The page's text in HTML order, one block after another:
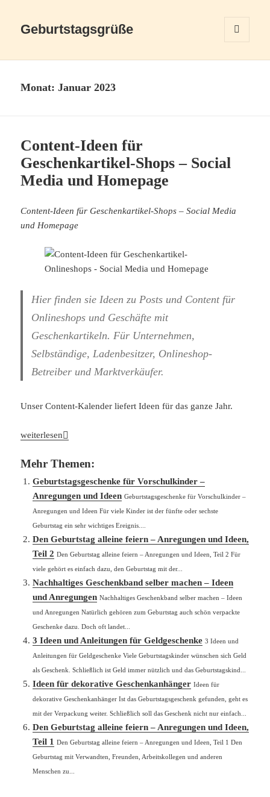
Geburtstagsgrüße
WIDGETS
Monat:Januar 2023
Content-Ideen für
Geschenkartikel-Shops – Social
Media und Homepage
Content-Ideen für Geschenkartikel-Shops – Social Media
und Homepage
Hier finden sie Ideen zu Posts und Content für
Onlineshops und Geschäfte mit
Geschenkartikeln. Für Unternehmen,
Selbständige, Ladenbesitzer, Onlineshop-
Betreiber und Marktverkäufer.
Unser Content-Kalender liefert Ideen für das ganze Jahr.
Content-Ideen für Geschenkartikel-Shops – Social Media und
weiterlesen
Mehr Themen:
Geburtstagsgeschenke für Vorschulkinder –
Anregungen und Ideen Geburtstagsgeschenke für Vorschulkinder –
Anregungen und Ideen Für viele Kinder ist der fünfte oder sechste
Geburtstag ein sehr wichtiges Ereignis....
Den Geburtstag alleine feiern – Anregungen und Ideen,
Teil 2 Den Geburtstag alleine feiern – Anregungen und Ideen, Teil 2 Für
viele gehört es einfach dazu, den Geburtstag mit der...
Nachhaltiges Geschenkband selber machen – Ideen
und Anregungen Nachhaltiges Geschenkband selber machen – Ideen
und Anregungen Natürlich gehören zum Geburtstag auch schön verpackte
Geschenke dazu. Doch oft landet...
3 Ideen und Anleitungen für Geldgeschenke 3 Ideen und
Anleitungen für Geldgeschenke Viele Geburtstagskinder wünschen sich Geld
als Geschenk. Schließlich ist Geld immer nützlich und das Geburtstagskind...
Ideen für dekorative Geschenkanhänger Ideen für
dekorative Geschenkanhänger Ist das Geburtstagsgeschenk gefunden, geht es
mit der Verpackung weiter. Schließlich soll das Geschenk nicht nur einfach...
Den Geburtstag alleine feiern – Anregungen und Ideen,
Teil 1 Den Geburtstag alleine feiern – Anregungen und Ideen, Teil 1 Den
Geburtstag mit Verwandten, Freunden, Arbeitskollegen und anderen
Menschen zu...